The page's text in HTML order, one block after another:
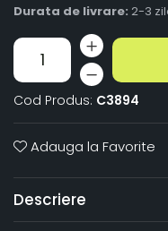
Durata de livrare: 2-3
Cod Produs: C3894
Adauga la Favorite
Descriere